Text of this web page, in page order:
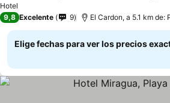
Hotel
9,8 Excelente 9 El Cardon, a 5.1 km de:
Elige fechas para ver los precios